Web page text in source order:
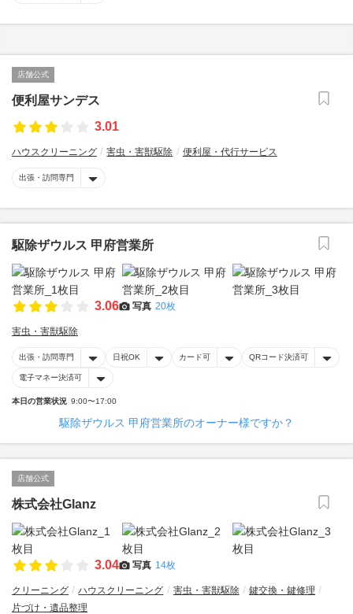
店舗公式
便利屋サンデス
3.01
ハウスクリーニング 害虫・害獣駆除 便利屋・代行サービス
出張・訪問専門
駆除ザウルス 甲府営業所
3.06 写真 20枚
害虫・害獣駆除
出張・訪問専門 日祝OK カード可 QRコード決済可
電子マネー決済可
本日の営業状況 9:00〜17:00
駆除ザウルス 甲府営業所のオーナー様ですか？
店舗公式
株式会社Glanz
3.04 写真 14枚
クリーニング ハウスクリーニング 害虫・害獣駆除
鍵交換・鍵修理
片づけ・遺品整理